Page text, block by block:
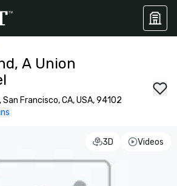
A Union
Francisco, CA, USA, 94102
3D Videos